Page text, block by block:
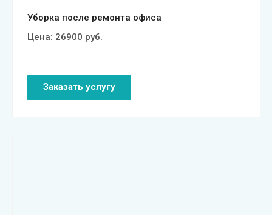
Уборка после ремонта офиса
Цена: 26900 руб.
Заказать услугу